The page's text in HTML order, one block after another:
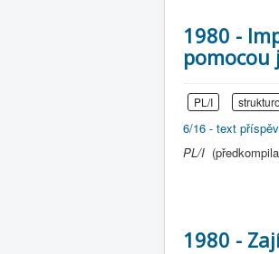
1980 -
pomocou
PL/I
6/16 - text
PL/I
1980 -